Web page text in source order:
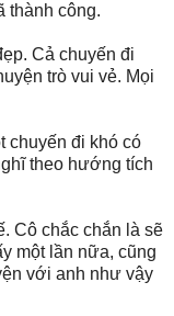
thành công.
Cả chuyến đi
trò vui vẻ. Mọi
chuyến đi khó có
theo hướng tích
Cô chắc chắn là sẽ
một lần nữa, cũng
với anh như vậy